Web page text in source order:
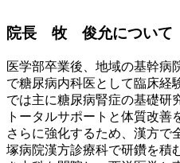
院長 牧 俊允について
医学部卒業後、地域の基幹病
で糖尿病内科医として臨床経
では主に糖尿病腎症の基礎研
トータルサポートと体質改善
さらに強化するため、漢方で
塚病院漢方診療科で研鑽を積